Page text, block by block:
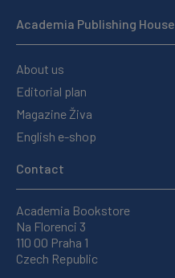
Academia Publishing House
About us
Editorial plan
Magazine Živa
English e-shop
Contact
Academia Bookstore
Na Florenci 3
110 00 Praha 1
Czech Republic